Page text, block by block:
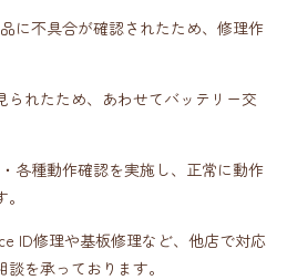
に不具合が確認されたため、修理作
られたため、あわせてバッテリー交
各種動作確認を実施し、正常に動作
ID修理や基板修理など、他店で対応
を承っております。